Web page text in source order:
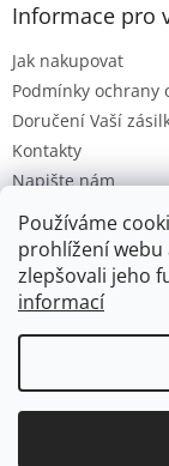
Používáme
prohlížení webu
zlepšovali jeho
informací
Informace pro
Jak nakupovat
Podmínky ochrany
Doručení Vaší
Kontakty
Napište nám
Hodnocení obchodu
Moje objednávka
Copyright 2026